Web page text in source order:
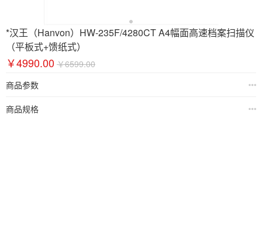
*汉王（Hanvon）HW-235F/4280CT A4幅面高速档案扫描仪
（平板式+馈纸式）
￥4990.00 ￥6599.00
商品参数
商品规格